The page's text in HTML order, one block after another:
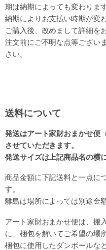
期は納期によっても変わりま
納期によりお支払い時期が変
ご購入後、改めまして詳細を
注文前にご不明な点等ござい
さい。
送料について
発送はアート家財おまかせ
させていただきます。
発送サイズは上記商品名の横
商品金額に下記送料と一点に
す。
離島は場所によっては別途金
アート家財おまかせ便は、 搬
に、梱包を解いてご希望の場
梱包に使用したダンボールな